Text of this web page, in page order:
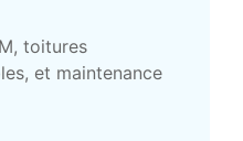
toitures
et maintenance